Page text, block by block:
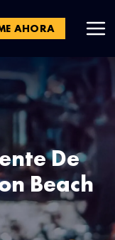
AHORA
De
Beach